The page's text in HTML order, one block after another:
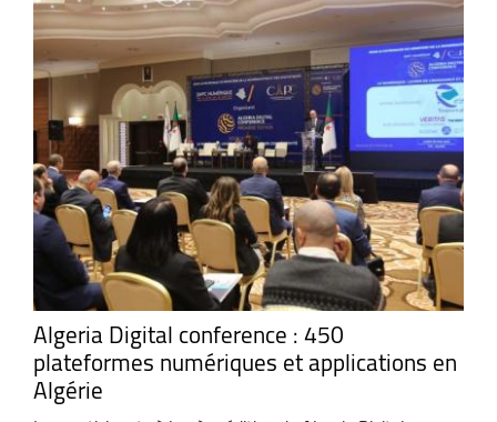
Algeria Digital conference : 450
plateformes numériques et applications en
Algérie